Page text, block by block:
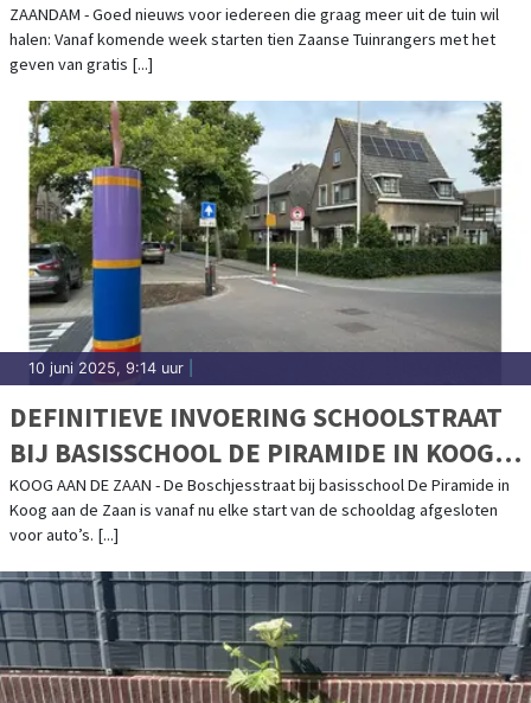
ZAANDAM - Goed nieuws voor iedereen die graag meer uit de tuin wil
halen: Vanaf komende week starten tien Zaanse Tuinrangers met het
geven van gratis [...]
10 juni 2025, 9:14 uur
DEFINITIEVE INVOERING SCHOOLSTRAAT
BIJ BASISSCHOOL DE PIRAMIDE IN KOOG
AAN DE ZAAN NA SUCCESVOLLE PROEF
KOOG AAN DE ZAAN - De Boschjesstraat bij basisschool De Piramide in
Koog aan de Zaan is vanaf nu elke start van de schooldag afgesloten
voor auto’s. [...]